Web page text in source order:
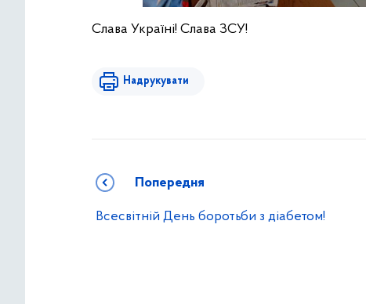
Слава Україні! Слава ЗСУ!
Надрукувати
Попередня
Всесвітній День боротьби з діабетом!